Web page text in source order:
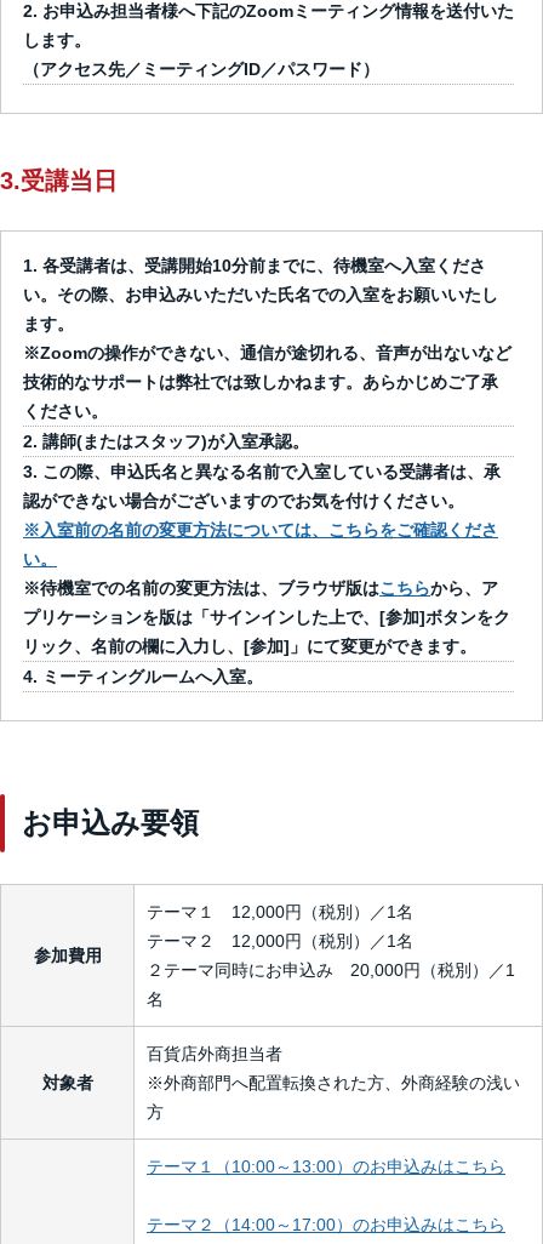
お申込み担当者様へ下記のZoomミーティング情報を送付いた
します。
（アクセス先／ミーティングID／パスワード）
3.受講当日
各受講者は、受講開始10分前までに、待機室へ入室くださ
い。その際、お申込みいただいた氏名での入室をお願いいたし
ます。
※Zoomの操作ができない、通信が途切れる、音声が出ないなど
技術的なサポートは弊社では致しかねます。あらかじめご了承
ください。
講師(またはスタッフ)が入室承認。
この際、申込氏名と異なる名前で入室している受講者は、承
認ができない場合がございますのでお気を付けください。
※入室前の名前の変更方法については、こちらをご確認くださ
い。
※待機室での名前の変更方法は、ブラウザ版はこちらから、ア
プリケーションを版は「サインインした上で、[参加]ボタンをク
リック、名前の欄に入力し、[参加]」にて変更ができます。
ミーティングルームへ入室。
お申込み要領
参加費用
テーマ１ 12,000円（税別）／1名
テーマ２ 12,000円（税別）／1名
２テーマ同時にお申込み 20,000円（税別）／1
名
対象者
百貨店外商担当者
※外商部門へ配置転換された方、外商経験の浅い
方
テーマ１（10:00～13:00）のお申込みはこちら
テーマ２（14:00～17:00）のお申込みはこちら